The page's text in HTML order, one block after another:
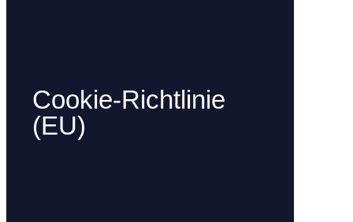
Cookie-Richtlinie
(EU)